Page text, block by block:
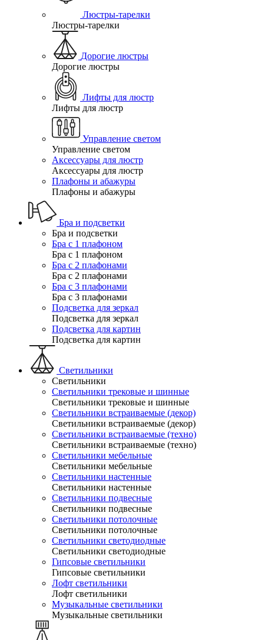
Люстры-тарелки
Люстры-тарелки
Дорогие люстры
Дорогие люстры
Лифты для люстр
Лифты для люстр
Управление светом
Управление светом
Аксессуары для люстр
Аксессуары для люстр
Плафоны и абажуры
Плафоны и абажуры
Бра и подсветки
Бра и подсветки
Бра с 1 плафоном
Бра с 1 плафоном
Бра с 2 плафонами
Бра с 2 плафонами
Бра с 3 плафонами
Бра с 3 плафонами
Подсветка для зеркал
Подсветка для зеркал
Подсветка для картин
Подсветка для картин
Светильники
Светильники
Светильники трековые и шинные
Светильники трековые и шинные
Светильники встраиваемые (декор)
Светильники встраиваемые (декор)
Светильники встраиваемые (техно)
Светильники встраиваемые (техно)
Светильники мебельные
Светильники мебельные
Светильники настенные
Светильники настенные
Светильники подвесные
Светильники подвесные
Светильники потолочные
Светильники потолочные
Светильники светодиодные
Светильники светодиодные
Гипсовые светильники
Гипсовые светильники
Лофт светильники
Лофт светильники
Музыкальные светильники
Музыкальные светильники